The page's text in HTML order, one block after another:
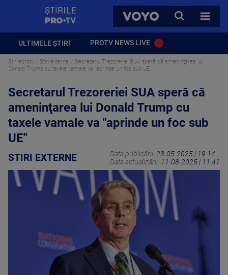
VOYO
CAUTA
TOATE
ULTIMELE ȘTIRI PROTV NEWS LIVE
Stirileprotv Stiri externe
Secretarul Trezoreriei SUA speră că ameninţarea lui
Donald Trump cu taxele vamale va "aprinde un foc sub UE"
Secretarul Trezoreriei SUA speră că
ameninţarea lui Donald Trump cu
taxele vamale va "aprinde un foc sub
UE"
STIRI EXTERNE Data publicării: 23-05-2025 | 19:14
Data actualizării: 11-08-2025 | 11:41